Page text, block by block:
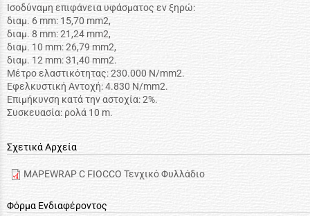
Ισοδύναμη επιφάνεια υφάσματος εν ξηρώ:
διαμ. 6 mm: 15,70 mm2,
διαμ. 8 mm: 21,24 mm2,
διαμ. 10 mm: 26,79 mm2,
διαμ. 12 mm: 31,40 mm2.
Μέτρο ελαστικότητας: 230.000 N/mm2.
Εφελκυστική Αντοχή: 4.830 N/mm2.
Επιμήκυνση κατά την αστοχία: 2%.
Συσκευασία: ρολά 10 m.
Σχετικά Αρχεία
MAPEWRAP C FIOCCO Τενχικό Φυλλάδιο
Φόρμα Ενδιαφέροντος